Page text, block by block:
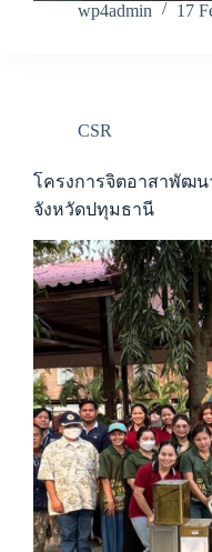
wp4admin 17
CSR
โครงการจิตอาสาพัฒน
จังหวัดปทุมธานี